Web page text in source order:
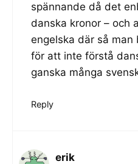
spännande då det
danska kronor – och
engelska där så man
för att inte förstå
ganska många
Reply
erik